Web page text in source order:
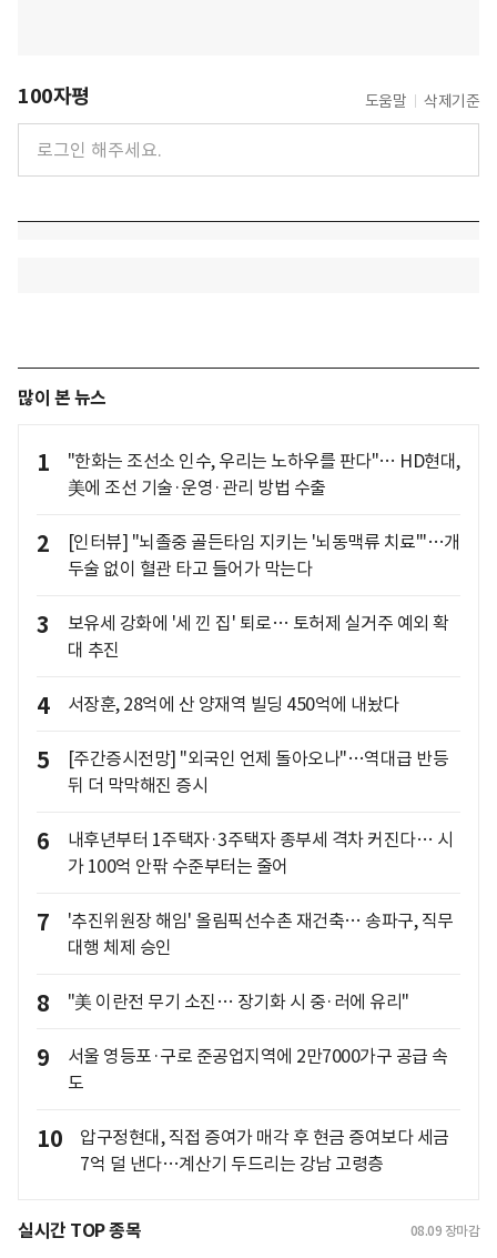
100자평 도움말 삭제기준
많이 본 뉴스
1
"한화는 조선소 인수, 우리는 노하우를 판다"… HD현대,
美에 조선 기술·운영·관리 방법 수출
2
[인터뷰] "뇌졸중 골든타임 지키는 '뇌동맥류 치료'"…개
두술 없이 혈관 타고 들어가 막는다
3
보유세 강화에 '세 낀 집' 퇴로… 토허제 실거주 예외 확
대 추진
4 서장훈, 28억에 산 양재역 빌딩 450억에 내놨다
5
[주간증시전망] "외국인 언제 돌아오나"…역대급 반등
뒤 더 막막해진 증시
6
내후년부터 1주택자·3주택자 종부세 격차 커진다… 시
가 100억 안팎 수준부터는 줄어
7
'추진위원장 해임' 올림픽선수촌 재건축… 송파구, 직무
대행 체제 승인
8 "美 이란전 무기 소진… 장기화 시 중·러에 유리"
9
서울 영등포·구로 준공업지역에 2만7000가구 공급 속
도
10
압구정현대, 직접 증여가 매각 후 현금 증여보다 세금
7억 덜 낸다…계산기 두드리는 강남 고령층
실시간 TOP 종목 08.09 장마감